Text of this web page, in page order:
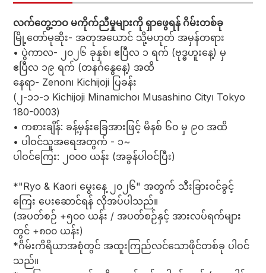
လက်တွေ့ဘဝ မကိုက်ညီမှုများကို ရှာဖွေရန် ဂိမ်းတစ်ခု
မြို့တော်မုဆိုး- အတုအယောင် သို့မဟုတ် အမှန်တရား
• ပွဲကာလ- ၂၀၂၆ ခုနှစ်၊ ဧပြီလ ၁ ရက် (ဗုဒ္ဓဟူးနေ့) မှ
ဧပြီလ ၁၉ ရက် (တနင်္ဂနွေနေ့) အထိ
နေရာ- Zenon၊ Kichijoji ပြခန်း
(၂-၁၁-၁ Kichijoji Minamicho၊ Musashino City၊ Tokyo
180-0003)
• ကစားချိန်: ခန့်မှန်းခြေအားဖြင့် မိနစ် ၆၀ မှ ၉၀ အထိ
• ပါဝင်သူအရေအတွက် - ၁~
ပါဝင်ကြေး: ၂၀၀၀ ယန်း (အခွန်ပါဝင်ပြီး)
*"Ryo & Kaori မွေးနေ့ ၂၀၂၆" အတွက် သီးခြားဝင်ခွင့်
ကြေး ပေးဆောင်ရန် လိုအပ်ပါသည်။
(အပတ်စဉ် +၅၀၀ ယန်း / အပတ်စဉ်နှင့် အားလပ်ရက်များ
တွင် +၈၀၀ ယန်း)
*ဂိမ်းကိရိယာအစုံတွင် အထူးကြည်လင်သောဖိုင်တစ်ခု ပါဝင်
သည်။